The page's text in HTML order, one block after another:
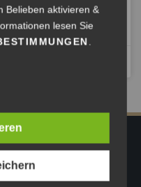
AGB
Belieben aktivieren &
lesen Sie
.